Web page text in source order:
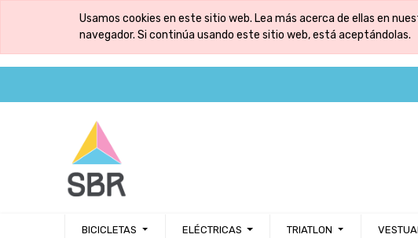
Usamos cookies en este sitio web. Lea más acerca de ellas en
navegador. Si continúa usando este sitio web, está aceptándolas.
BICICLETAS ELÉCTRICAS TRIATLON